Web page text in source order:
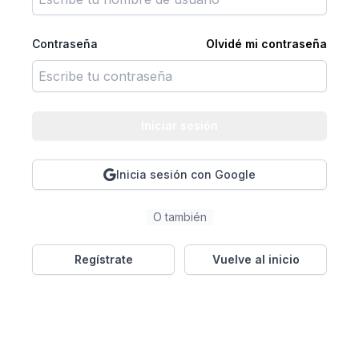
Contraseña Olvidé mi contraseña
Inicia sesión con Google
O también
Regístrate Vuelve al inicio